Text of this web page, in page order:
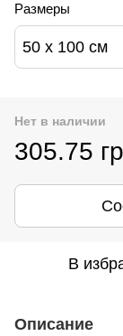
Размеры
50 х 100 см
Нет в наличии
305.75
В
Описание